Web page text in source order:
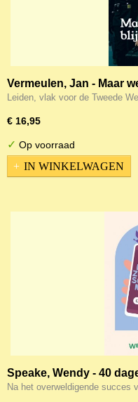
Vermeulen, Jan - Maar
Leiden, vlak voor de Tweede
€ 16,95
✓ Op voorraad
IN WINKELWAGEN
Speake, Wendy - 40
Na het overweldigende succes